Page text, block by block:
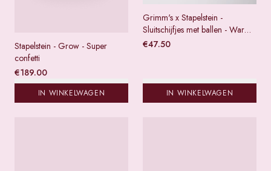
Stapelstein - Grow - Super
confetti
€189.00
IN WINKELWAGEN
Grimm's x Stapelstein -
Sluitschijfjes met ballen - Warm
klassiek
€47.50
IN WINKELWAGEN